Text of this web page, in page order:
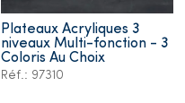
Plateaux Acryliques 3
niveaux Multi-fonction - 3
Coloris Au Choix
Réf.: 97310